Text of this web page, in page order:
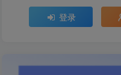
登录